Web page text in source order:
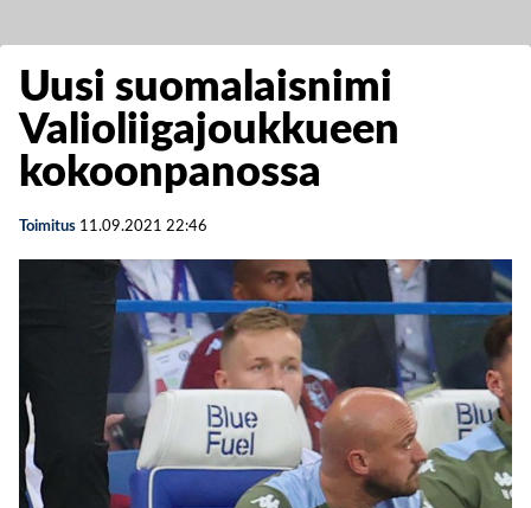
Uusi suomalaisnimi
Valioliigajoukkueen
kokoonpanossa
Toimitus 11.09.2021 22:46